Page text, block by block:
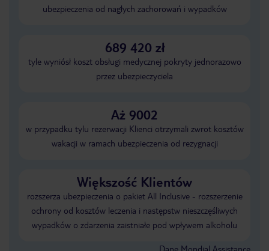
ubezpieczenia od nagłych zachorowań i wypadków
689 420 zł
tyle wyniósł koszt obsługi medycznej pokryty jednorazowo
przez ubezpieczyciela
Aż 9002
w przypadku tylu rezerwacji Klienci otrzymali zwrot kosztów
wakacji w ramach ubezpieczenia od rezygnacji
Większość Klientów
rozszerza ubezpieczenia o pakiet All Inclusive - rozszerzenie
ochrony od kosztów leczenia i następstw nieszczęśliwych
wypadków o zdarzenia zaistniałe pod wpływem alkoholu
Dane Mondial Assistance